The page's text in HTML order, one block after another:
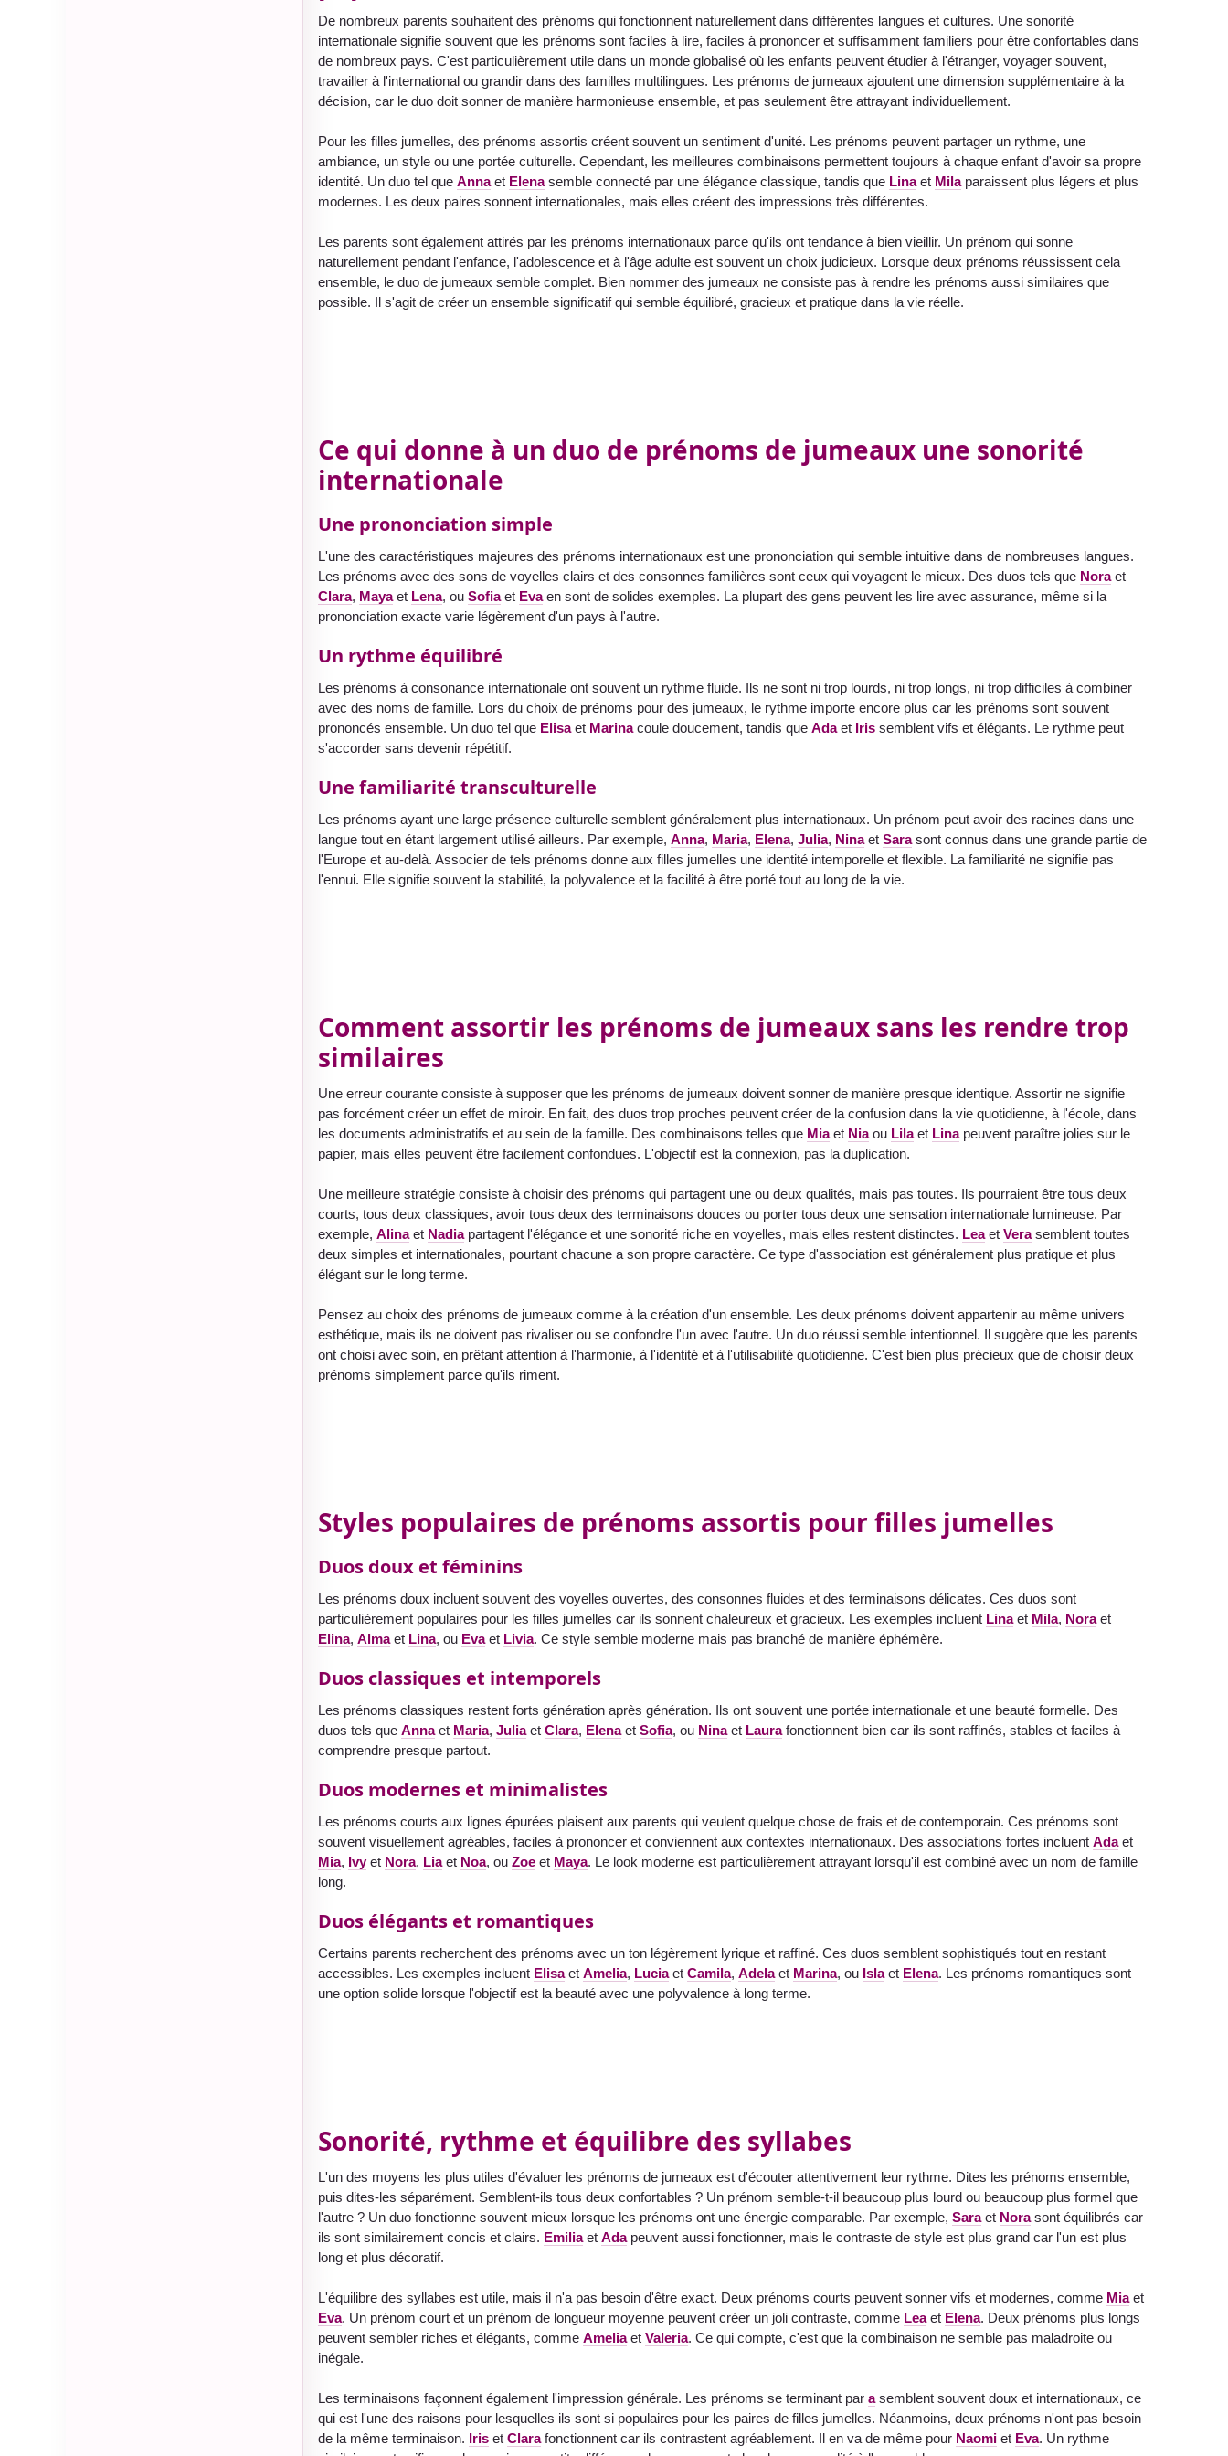
De nombreux parents souhaitent des prénoms qui fonctionnent naturellement dans différentes langues et cultures. Une sonorité
internationale signifie souvent que les prénoms sont faciles à lire, faciles à prononcer et suffisamment familiers pour être confortables dans
de nombreux pays. C'est particulièrement utile dans un monde globalisé où les enfants peuvent étudier à l'étranger, voyager souvent,
travailler à l'international ou grandir dans des familles multilingues. Les prénoms de jumeaux ajoutent une dimension supplémentaire à la
décision, car le duo doit sonner de manière harmonieuse ensemble, et pas seulement être attrayant individuellement.
Pour les filles jumelles, des prénoms assortis créent souvent un sentiment d'unité. Les prénoms peuvent partager un rythme, une
ambiance, un style ou une portée culturelle. Cependant, les meilleures combinaisons permettent toujours à chaque enfant d'avoir sa propre
identité. Un duo tel que Annaet Elenasemble connecté par une élégance classique, tandis que Linaet Milaparaissent plus légers et plus
modernes. Les deux paires sonnent internationales, mais elles créent des impressions très différentes.
Les parents sont également attirés par les prénoms internationaux parce qu'ils ont tendance à bien vieillir. Un prénom qui sonne
naturellement pendant l'enfance, l'adolescence et à l'âge adulte est souvent un choix judicieux. Lorsque deux prénoms réussissent cela
ensemble, le duo de jumeaux semble complet. Bien nommer des jumeaux ne consiste pas à rendre les prénoms aussi similaires que
possible. Il s'agit de créer un ensemble significatif qui semble équilibré, gracieux et pratique dans la vie réelle.
Ce qui donne à un duo de prénoms de jumeaux une sonorité
internationale
Une prononciation simple
L'une des caractéristiques majeures des prénoms internationaux est une prononciation qui semble intuitive dans de nombreuses langues.
Les prénoms avec des sons de voyelles clairs et des consonnes familières sont ceux qui voyagent le mieux. Des duos tels que Noraet
Clara, Mayaet Lena, ou Sofiaet Evaen sont de solides exemples. La plupart des gens peuvent les lire avec assurance, même si la
prononciation exacte varie légèrement d'un pays à l'autre.
Un rythme équilibré
Les prénoms à consonance internationale ont souvent un rythme fluide. Ils ne sont ni trop lourds, ni trop longs, ni trop difficiles à combiner
avec des noms de famille. Lors du choix de prénoms pour des jumeaux, le rythme importe encore plus car les prénoms sont souvent
prononcés ensemble. Un duo tel que Elisaet Marinacoule doucement, tandis que Adaet Iris semblent vifs et élégants. Le rythme peut
s'accorder sans devenir répétitif.
Une familiarité transculturelle
Les prénoms ayant une large présence culturelle semblent généralement plus internationaux. Un prénom peut avoir des racines dans une
langue tout en étant largement utilisé ailleurs. Par exemple, Anna, Maria, Elena, Julia, Ninaet Sarasont connus dans une grande partie de
l'Europe et au-delà. Associer de tels prénoms donne aux filles jumelles une identité intemporelle et flexible. La familiarité ne signifie pas
l'ennui. Elle signifie souvent la stabilité, la polyvalence et la facilité à être porté tout au long de la vie.
Comment assortir les prénoms de jumeaux sans les rendre trop
similaires
Une erreur courante consiste à supposer que les prénoms de jumeaux doivent sonner de manière presque identique. Assortir ne signifie
pas forcément créer un effet de miroir. En fait, des duos trop proches peuvent créer de la confusion dans la vie quotidienne, à l'école, dans
les documents administratifs et au sein de la famille. Des combinaisons telles que Miaet Niaou Lilaet Linapeuvent paraître jolies sur le
papier, mais elles peuvent être facilement confondues. L'objectif est la connexion, pas la duplication.
Une meilleure stratégie consiste à choisir des prénoms qui partagent une ou deux qualités, mais pas toutes. Ils pourraient être tous deux
courts, tous deux classiques, avoir tous deux des terminaisons douces ou porter tous deux une sensation internationale lumineuse. Par
exemple, Alinaet Nadiapartagent l'élégance et une sonorité riche en voyelles, mais elles restent distinctes. Leaet Verasemblent toutes
deux simples et internationales, pourtant chacune a son propre caractère. Ce type d'association est généralement plus pratique et plus
élégant sur le long terme.
Pensez au choix des prénoms de jumeaux comme à la création d'un ensemble. Les deux prénoms doivent appartenir au même univers
esthétique, mais ils ne doivent pas rivaliser ou se confondre l'un avec l'autre. Un duo réussi semble intentionnel. Il suggère que les parents
ont choisi avec soin, en prêtant attention à l'harmonie, à l'identité et à l'utilisabilité quotidienne. C'est bien plus précieux que de choisir deux
prénoms simplement parce qu'ils riment.
Styles populaires de prénoms assortis pour filles jumelles
Duos doux et féminins
Les prénoms doux incluent souvent des voyelles ouvertes, des consonnes fluides et des terminaisons délicates. Ces duos sont
particulièrement populaires pour les filles jumelles car ils sonnent chaleureux et gracieux. Les exemples incluent Linaet Mila, Noraet
Elina, Almaet Lina, ou Evaet Livia. Ce style semble moderne mais pas branché de manière éphémère.
Duos classiques et intemporels
Les prénoms classiques restent forts génération après génération. Ils ont souvent une portée internationale et une beauté formelle. Des
duos tels que Annaet Maria, Juliaet Clara, Elenaet Sofia, ou Ninaet Laurafonctionnent bien car ils sont raffinés, stables et faciles à
comprendre presque partout.
Duos modernes et minimalistes
Les prénoms courts aux lignes épurées plaisent aux parents qui veulent quelque chose de frais et de contemporain. Ces prénoms sont
souvent visuellement agréables, faciles à prononcer et conviennent aux contextes internationaux. Des associations fortes incluent Adaet
Mia, Ivyet Nora, Liaet Noa, ou Zoe et Maya. Le look moderne est particulièrement attrayant lorsqu'il est combiné avec un nom de famille
long.
Duos élégants et romantiques
Certains parents recherchent des prénoms avec un ton légèrement lyrique et raffiné. Ces duos semblent sophistiqués tout en restant
accessibles. Les exemples incluent Elisaet Amelia, Luciaet Camila, Adelaet Marina, ou Islaet Elena. Les prénoms romantiques sont
une option solide lorsque l'objectif est la beauté avec une polyvalence à long terme.
Sonorité, rythme et équilibre des syllabes
L'un des moyens les plus utiles d'évaluer les prénoms de jumeaux est d'écouter attentivement leur rythme. Dites les prénoms ensemble,
puis dites-les séparément. Semblent-ils tous deux confortables ? Un prénom semble-t-il beaucoup plus lourd ou beaucoup plus formel que
l'autre ? Un duo fonctionne souvent mieux lorsque les prénoms ont une énergie comparable. Par exemple, Saraet Norasont équilibrés car
ils sont similairement concis et clairs. Emiliaet Adapeuvent aussi fonctionner, mais le contraste de style est plus grand car l'un est plus
long et plus décoratif.
L'équilibre des syllabes est utile, mais il n'a pas besoin d'être exact. Deux prénoms courts peuvent sonner vifs et modernes, comme Miaet
Eva. Un prénom court et un prénom de longueur moyenne peuvent créer un joli contraste, comme Leaet Elena. Deux prénoms plus longs
peuvent sembler riches et élégants, comme Ameliaet Valeria. Ce qui compte, c'est que la combinaison ne semble pas maladroite ou
inégale.
Les terminaisons façonnent également l'impression générale. Les prénoms se terminant par asemblent souvent doux et internationaux, ce
qui est l'une des raisons pour lesquelles ils sont si populaires pour les paires de filles jumelles. Néanmoins, deux prénoms n'ont pas besoin
de la même terminaison. Iris et Clarafonctionnent car ils contrastent agréablement. Il en va de même pour Naomi et Eva. Un rythme